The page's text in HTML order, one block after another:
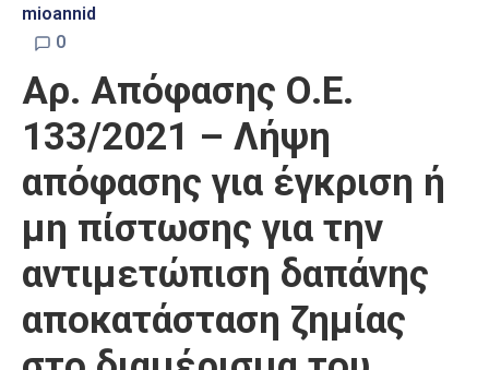
Δήμου
Αποφάσεις
Τηλέφωνα
mioannid
0
Αρ. Απόφασης Ο.Ε.
133/2021 – Λήψη
απόφασης για έγκριση ή
μη πίστωσης για την
αντιμετώπιση δαπάνης
αποκατάσταση ζημίας